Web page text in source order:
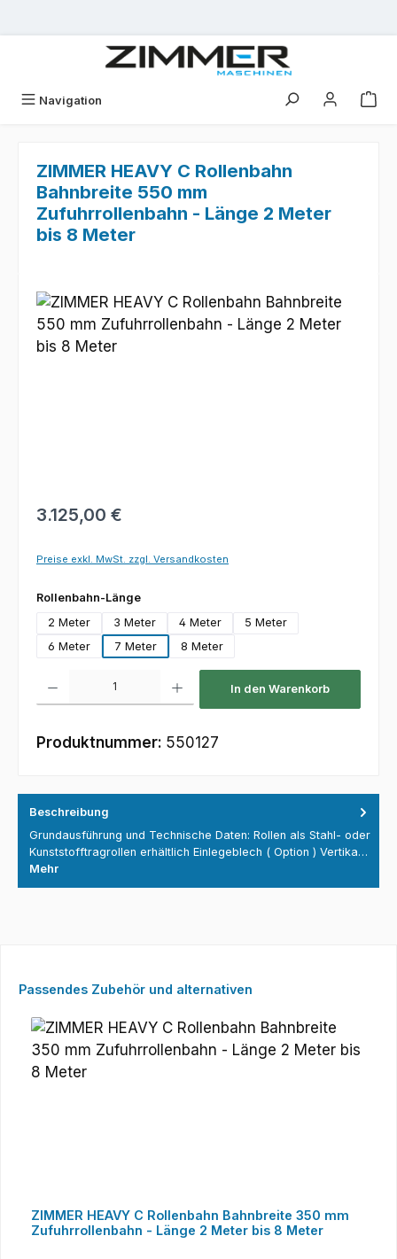
Navigation
ZIMMER HEAVY C Rollenbahn
Bahnbreite 550 mm
Zufuhrrollenbahn - Länge 2 Meter
bis 8 Meter
Bildergalerie überspringen
Regulärer Preis:
3.125,00 €
Preise exkl. MwSt. zzgl. Versandkosten
Rollenbahn-Längeauswählen
2 Meter
3 Meter 4 Meter
5 Meter
6 Meter
7 Meter 8 Meter
In den Warenkorb
Produktnummer: 550127
Beschreibung
Grundausführung und Technische Daten: Rollen als Stahl- oder
Kunststofftragrollen erhältlich Einlegeblech ( Option ) Vertika…
Mehr
Produktgalerie überspringen
Passendes Zubehör und alternativen
ZIMMER HEAVY C Rollenbahn Bahnbreite 350 mm
Zufuhrrollenbahn - Länge 2 Meter bis 8 Meter